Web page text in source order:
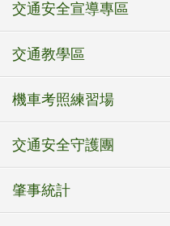
交通安全宣導專區
交通教學區
機車考照練習場
交通安全守護團
肇事統計